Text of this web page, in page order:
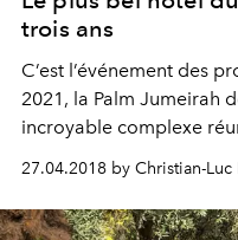
trois ans
C’est l’événement des
2021, la Palm Jumeirah
incroyable complexe
résidences de luxe.
27.04.2018 by Christian-Luc